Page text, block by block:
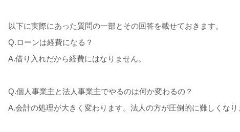
以下に実際にあった質問の一部とその回答を載せておきます。
Q.ローンは経費になる？
A.借り入れだから経費にはなりません。
Q.個人事業主と法人事業主でやるのは何か変わるの？
A.会計の処理が大きく変わります。法人の方が圧倒的に難しくなり